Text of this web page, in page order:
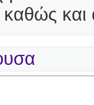
καθώς και